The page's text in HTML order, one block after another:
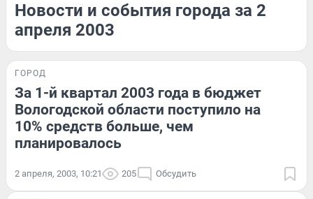
Новости и события города за 2
апреля 2003
ГОРОД
За 1-й квартал 2003 года в бюджет
Вологодской области поступило на
10% средств больше, чем
планировалось
2 апреля, 2003, 10:21 205 Обсудить